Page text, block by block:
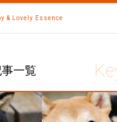
& Lovely Essence
一覧